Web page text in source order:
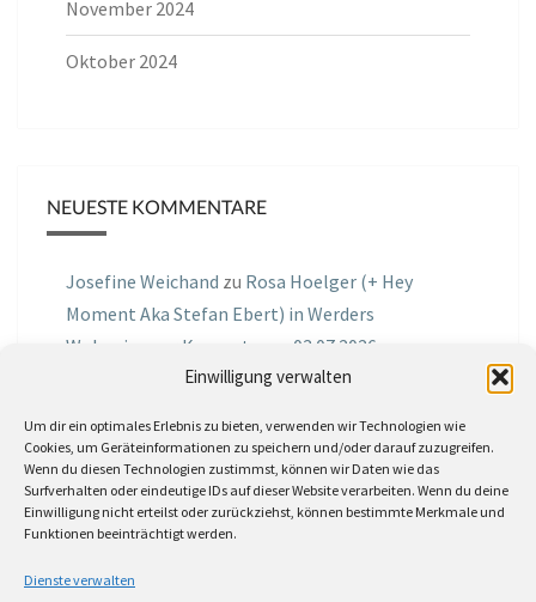
Einwilligung verwalten
Um dir ein optimales Erlebnis zu bieten, verwenden wir Technologien wie
Cookies, um Geräteinformationen zu speichern und/oder darauf zuzugreifen.
Wenn du diesen Technologien zustimmst, können wir Daten wie das
Surfverhalten oder eindeutige IDs auf dieser Website verarbeiten. Wenn du deine
Einwilligung nicht erteilst oder zurückziehst, können bestimmte Merkmale und
Funktionen beeinträchtigt werden.
Dienste verwalten
November 2024
Oktober 2024
NEUESTE KOMMENTARE
Josefine Weichand zu Rosa Hoelger (+ Hey
Moment Aka Stefan Ebert) in Werders
Wohnzimmer Konzerte am 03.07.2026
Podcast Nr.01 vom 08.09.2025 mit Joe Astray
MIRI IN THE GREENzuMiri in the Green in der
Hemingway Lounge, am 30.05.2026